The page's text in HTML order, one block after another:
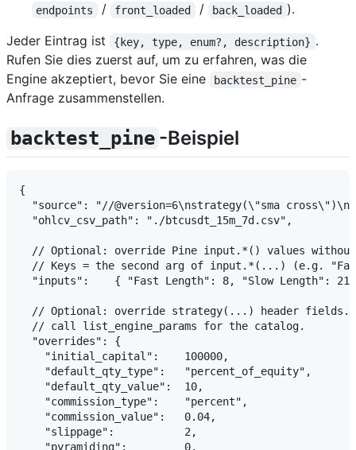
endpoints / front_loaded / back_loaded ).
Jeder Eintrag ist
{key, type, enum?, description} .
Rufen Sie dies zuerst auf, um zu erfahren, was die
Engine akzeptiert, bevor Sie eine
backtest_pine -
Anfrage zusammenstellen.
backtest_pine -Beispiel
{
"source": "//@version=6\nstrategy(\"sma
  "ohlcv_csv_path": "./btcusdt_15m_7d.csv",
// Optional: override Pine input.*() values
// Keys = the second arg of input.*(...) (e.g.
"inputs":    { "Fast Length": 8, "Slow Length": 21
// Optional: override strategy(...) header fields.
  // call list_engine_params for the catalog.
  "overrides": {
    "initial_capital":    100000,
    "default_qty_type":   "percent_of_equity",
    "default_qty_value":  10,
    "commission_type":    "percent",
    "commission_value":   0.04,
    "slippage":           2,
    "pyramiding":         0,